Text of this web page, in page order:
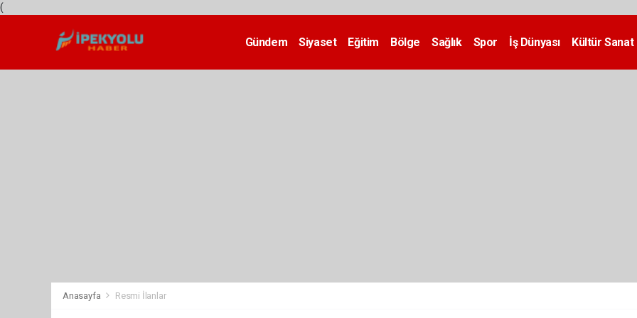
(
Gündem Siyaset Eğitim Bölge Sağlık Spor İş Dünyası Kültür Sanat
Anasayfa Resmi İlanlar